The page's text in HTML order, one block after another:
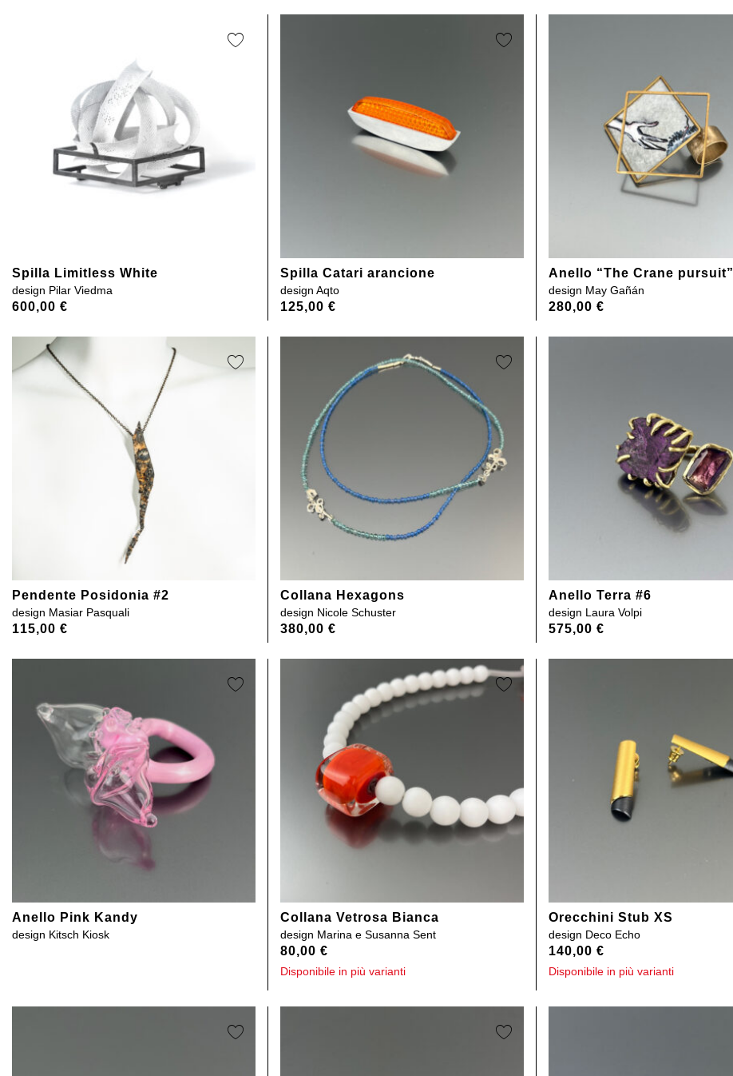
Spilla Limitless White
design Pilar Viedma
600,00 €
Spilla Catari arancione
design Aqto
125,00 €
Anello “The Crane pursuit”
design May Gañán
280,00 €
Pendente Posidonia #2
design Masiar Pasquali
115,00 €
Collana Hexagons
design Nicole Schuster
380,00 €
Anello Terra #6
design Laura Volpi
575,00 €
Anello Pink Kandy
design Kitsch Kiosk
Collana Vetrosa Bianca
design Marina e Susanna Sent
80,00 €
Disponibile in più varianti
Orecchini Stub XS
design Deco Echo
140,00 €
Disponibile in più varianti